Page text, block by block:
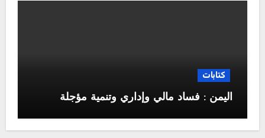
كتابات
اليمن : فساد مالي وإداري وتنمية مؤجلة